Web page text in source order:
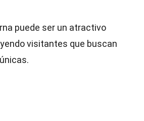
puede ser un atractivo
visitantes que buscan